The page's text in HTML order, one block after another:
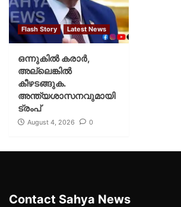
Flash Story Latest News
ഒന്നുകില്‍ കരാര്‍,
അല്ലെങ്കില്‍
കീഴടങ്ങുക.
അന്ത്യശാസനവുമായി
ട്രംപ്
August 4, 2026 0
Contact Sahya News